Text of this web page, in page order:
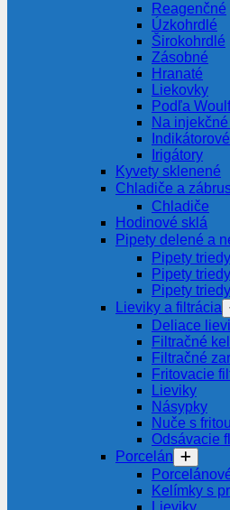
Reagenčné
Úzkohrdlé
Širokohrdlé
Zásobné
Hranaté
Liekovky
Podľa
Na
Irigátory
Kyvety sklenené
Chladiče a
Chladiče
Hodinové sklá
Pipety delené a
Pipety
Pipety
Pipety
Lieviky a filtrácia
Deliace
Filtračné
Filtračné
Fritovacie
Lieviky
Násypky
Nuče s fritou
Odsávacie
Porcelán
Kelímky s
Lieviky